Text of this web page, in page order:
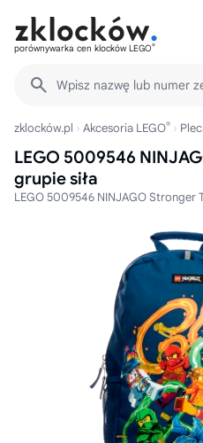
porównywarka cen klocków LEGO®
Wpisz nazwę lub numer
zklocków.pl Akcesoria LEGO®
LEGO 5009546
grupie siła
LEGO 5009546 NINJAGO Stronger